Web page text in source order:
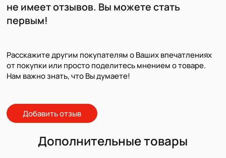
не имеет отзывов. Вы можете стать
первым!
Расскажите другим покупателям о Ваших впечатлениях
от покупки или просто поделитесь мнением о товаре.
Нам важно знать, что Вы думаете!
Добавить отзыв
Дополнительные товары